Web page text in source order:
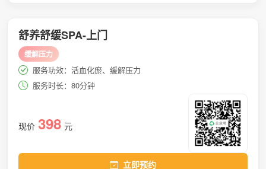
舒养舒缓SPA-上门
缓解压力
服务功效：活血化瘀、缓解压力
服务时长：80分钟
现价 398 元
立即预约